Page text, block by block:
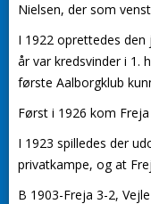
Nielsen, der som
I 1922 oprettedes
år var kredsvinder i 1.
første Aalborgklub
Først i 1926 kom
I 1923 spilledes der
privatkampe, og at
B 1903-Freja 3-2,